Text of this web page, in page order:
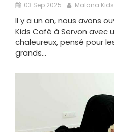
03 Sep 2025 Malana
Il y a un an, nous avons
Kids Café à Servon avec
chaleureux, pensé pour
grands...